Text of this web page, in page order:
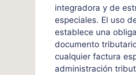
integradora y de
especiales. El uso
establece una
documento
cualquier factura
administración